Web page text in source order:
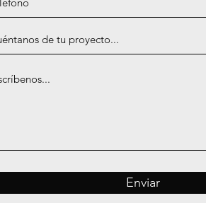
Enviar